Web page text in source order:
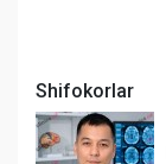
Shifokorlar